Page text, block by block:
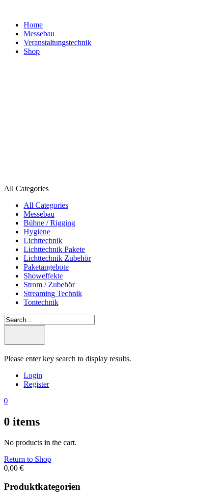
Home
Messebau
Veranstaltungs­technik
Shop
All Categories
All Categories
Messebau
Bühne / Rigging
Hygiene
Lichttechnik
Lichttechnik Pakete
Lichttechnik Zubehör
Paketangebote
Showeffekte
Strom / Zubehör
Streaming Technik
Tontechnik
Please enter key search to display results.
Login
Register
0
0 items
No products in the cart.
Return to Shop
0,00 €
Produktkategorien